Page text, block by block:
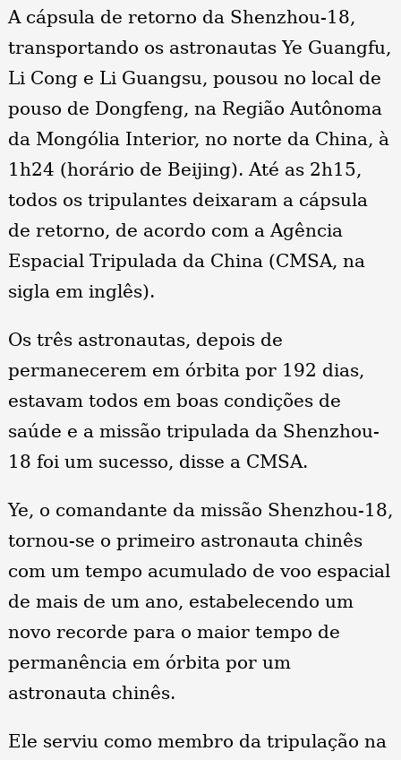
A cápsula de retorno da Shenzhou-18,
transportando os astronautas Ye Guangfu,
Li Cong e Li Guangsu, pousou no local de
pouso de Dongfeng, na Região Autônoma
da Mongólia Interior, no norte da China, à
1h24 (horário de Beijing). Até as 2h15,
todos os tripulantes deixaram a cápsula
de retorno, de acordo com a Agência
Espacial Tripulada da China (CMSA, na
sigla em inglês).
Os três astronautas, depois de
permanecerem em órbita por 192 dias,
estavam todos em boas condições de
saúde e a missão tripulada da Shenzhou-
18 foi um sucesso, disse a CMSA.
Ye, o comandante da missão Shenzhou-18,
tornou-se o primeiro astronauta chinês
com um tempo acumulado de voo espacial
de mais de um ano, estabelecendo um
novo recorde para o maior tempo de
permanência em órbita por um
astronauta chinês.
Ele serviu como membro da tripulação na